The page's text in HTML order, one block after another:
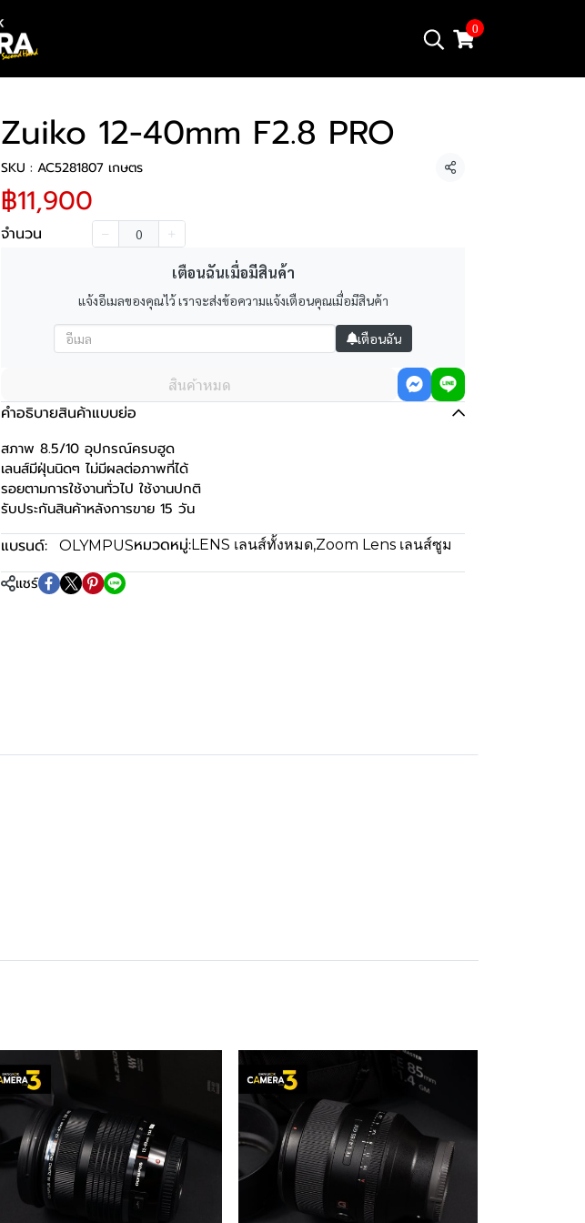
0
Zuiko 12-40mm F2.8 PRO
SKU : AC5281807 เกษตร แชร์
฿11,900
จำนวน
เตือนฉันเมื่อมีสินค้า
แจ้งอีเมลของคุณไว้ เราจะส่งข้อความแจ้งเตือนคุณเมื่อมีสินค้า
เตือนฉัน
สินค้าหมด
คำอธิบายสินค้าแบบย่อ
สภาพ 8.5/10 อุปกรณ์ครบฮูด
เลนส์มีฝุ่นนิดๆ ไม่มีผลต่อภาพที่ได้
รอยตามการใช้งานทั่วไป ใช้งานปกติ
รับประกันสินค้าหลังการขาย 15 วัน
แบรนด์: OLYMPUSหมวดหมู่:LENS เลนส์ทั้งหมด,Zoom Lens เลนส์ซูม
แชร์